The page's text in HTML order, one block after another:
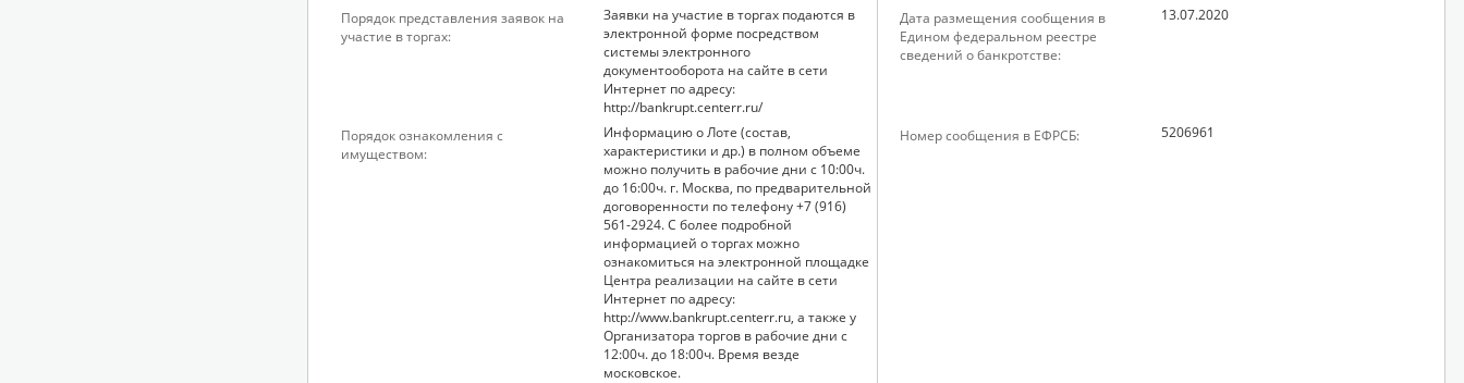
Порядок представления заявок на
участие в торгах:
Заявки на участие в торгах подаются в
электронной форме посредством
системы электронного
документооборота на сайте в сети
Интернет по адресу:
http://bankrupt.centerr.ru/
Дата размещения сообщения в
Едином федеральном реестре
сведений о банкротстве:
13.07.2020
Порядок ознакомления с
имуществом:
Информацию о Лоте (состав,
характеристики и др.) в полном объеме
можно получить в рабочие дни с 10:00ч.
до 16:00ч. г. Москва, по предварительной
договоренности по телефону +7 (916)
561-2924. С более подробной
информацией о торгах можно
ознакомиться на электронной площадке
Центра реализации на сайте в сети
Интернет по адресу:
http://www.bankrupt.centerr.ru, а также у
Организатора торгов в рабочие дни с
12:00ч. до 18:00ч. Время везде
московское.
Номер сообщения в ЕФРСБ: 5206961